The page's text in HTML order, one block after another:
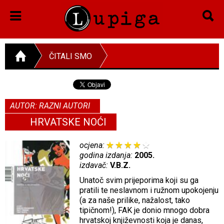
ČITALI SMO
AUTOR: RAZNI AUTORI
HRVATSKE NOĆI
ocjena:
godina izdanja: 2005.
izdavač:V.B.Z.
Unatoč svim prijeporima koji su ga
pratili te neslavnom i ružnom upokojenju
(a za naše prilike, nažalost, tako
tipičnom!), FAK je donio mnogo dobra
hrvatskoj književnosti koja je danas,